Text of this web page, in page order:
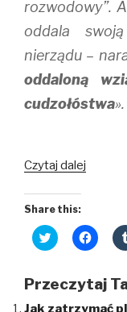
rozwodowy”.
oddala
nierządu –
oddaloną
cudzołóstwa
Czytaj dalej
Share this:
C
l
t
s
C
l
t
s
Przeczytaj
Jak zatrzymać